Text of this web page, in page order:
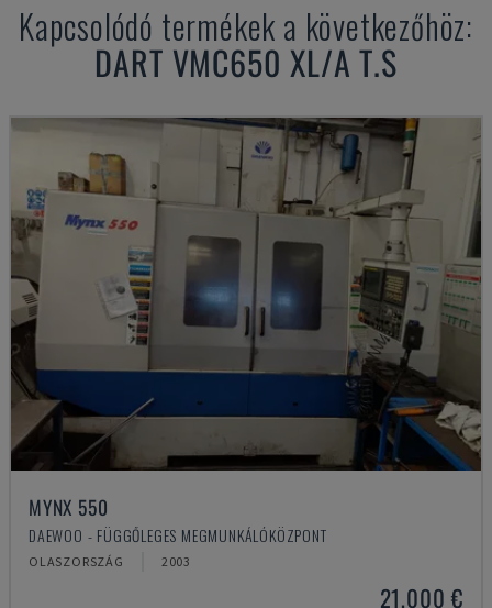
Kapcsolódó termékek a következőhöz:
DART VMC650 XL/A T.S
MYNX 550
DAEWOO - FÜGGŐLEGES MEGMUNKÁLÓKÖZPONT
OLASZORSZÁG 2003
21,000 €